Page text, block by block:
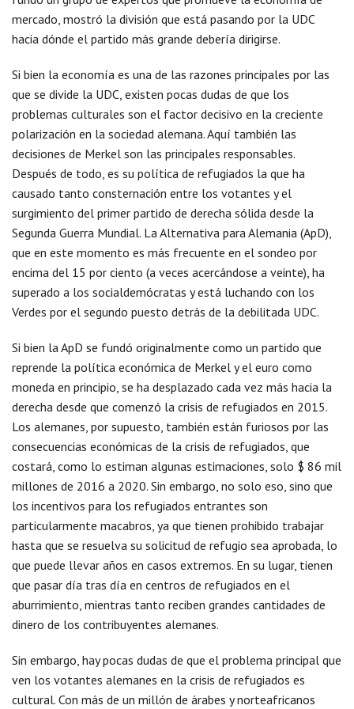
mercado, mostró la división que está pasando por la UDC
hacia dónde el partido más grande debería dirigirse.
Si bien la economía es una de las razones principales por las
que se divide la UDC, existen pocas dudas de que los
problemas culturales son el factor decisivo en la creciente
polarización en la sociedad alemana. Aquí también las
decisiones de Merkel son las principales responsables.
Después de todo, es su política de refugiados la que ha
causado tanto consternación entre los votantes y el
surgimiento del primer partido de derecha sólida desde la
Segunda Guerra Mundial. La Alternativa para Alemania (ApD),
que en este momento es más frecuente en el sondeo por
encima del 15 por ciento (a veces acercándose a veinte), ha
superado a los socialdemócratas y está luchando con los
Verdes por el segundo puesto detrás de la debilitada UDC.
Si bien la ApD se fundó originalmente como un partido que
reprende la política económica de Merkel y el euro como
moneda en principio, se ha desplazado cada vez más hacia la
derecha desde que comenzó la crisis de refugiados en 2015.
Los alemanes, por supuesto, también están furiosos por las
consecuencias económicas de la crisis de refugiados, que
costará, como lo estiman algunas estimaciones, solo $ 86 mil
millones de 2016 a 2020. Sin embargo, no solo eso, sino que
los incentivos para los refugiados entrantes son
particularmente macabros, ya que tienen prohibido trabajar
hasta que se resuelva su solicitud de refugio sea aprobada, lo
que puede llevar años en casos extremos. En su lugar, tienen
que pasar día tras día en centros de refugiados en el
aburrimiento, mientras tanto reciben grandes cantidades de
dinero de los contribuyentes alemanes.
Sin embargo, hay pocas dudas de que el problema principal que
ven los votantes alemanes en la crisis de refugiados es
cultural. Con más de un millón de árabes y norteafricanos